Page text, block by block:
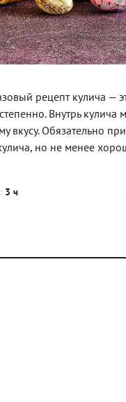
рецепт кулича —
Внутрь кулича
Обязательно
но не менее
3 ч